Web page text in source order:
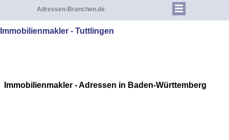
Adressen-Branchen.de
Immobilienmakler - Tuttlingen
Immobilienmakler - Adressen in Baden-Württemberg